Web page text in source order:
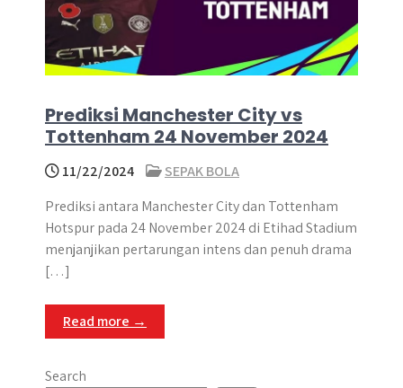
Prediksi Manchester City vs
Tottenham 24 November 2024
11/22/2024
SEPAK BOLA
Prediksi antara Manchester City dan Tottenham
Hotspur pada 24 November 2024 di Etihad Stadium
menjanjikan pertarungan intens dan penuh drama
[…]
Read more →
Search